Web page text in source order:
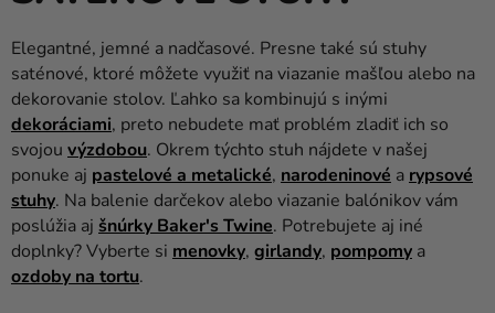
Svadba
Párty
Výzdoba
a
doplnky
Karnevalové
kostýmy a
Elegantné, jemné a nadčasové. Presne také sú stuhy
saténové, ktoré môžete využiť na viazanie mašľou alebo na
dekorovanie stolov. Ľahko sa kombinujú s inými
dekoráciami, preto nebudete mať problém zladiť ich so
svojou výzdobou. Okrem týchto stuh nájdete v našej
ponuke aj pastelové a metalické, narodeninové a rypsové
stuhy. Na balenie darčekov alebo viazanie balónikov vám
poslúžia aj šnúrky Baker's Twine. Potrebujete aj iné
doplnky? Vyberte si menovky, girlandy, pompomy a
ozdoby na tortu.